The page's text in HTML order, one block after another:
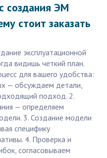
создания ЭМ
стоит заказать
эксплуатационной
видишь четкий план.
для вашего удобства:
— обсуждаем детали,
подход. 2.
— определяем
3. Создание модели
специфику
4. Проверка и
согласовываем